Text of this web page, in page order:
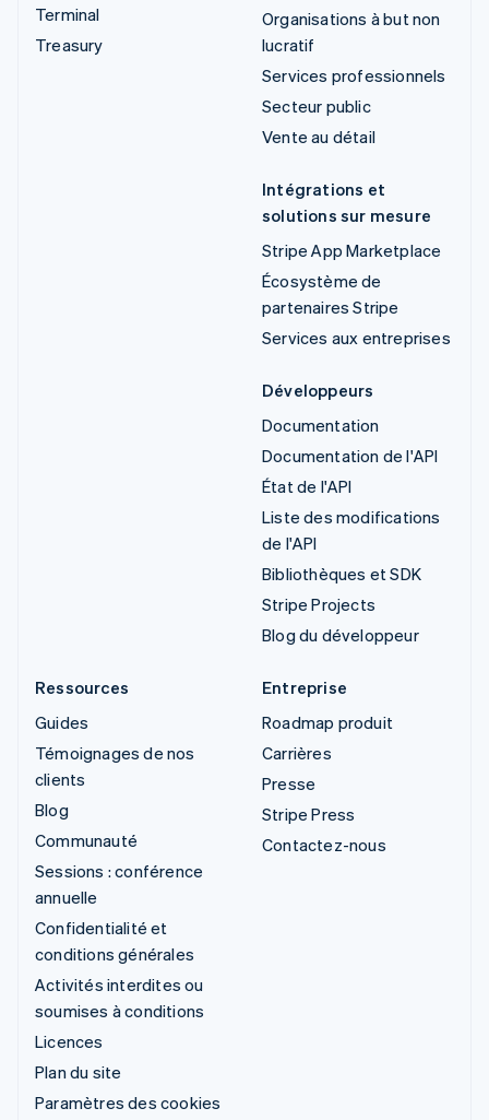
Terminal
Treasury
Organisations à but non
lucratif
Services professionnels
Secteur public
Vente au détail
Intégrations et
solutions sur mesure
Stripe App Marketplace
Écosystème de
partenaires Stripe
Services aux entreprises
Développeurs
Documentation
Documentation de l'API
État de l'API
Liste des modifications
de l'API
Bibliothèques et SDK
Stripe Projects
Blog du développeur
Ressources
Guides
Témoignages de nos
clients
Blog
Communauté
Sessions : conférence
annuelle
Confidentialité et
conditions générales
Activités interdites ou
soumises à conditions
Licences
Plan du site
Paramètres des cookies
Entreprise
Roadmap produit
Carrières
Presse
Stripe Press
Contactez-nous